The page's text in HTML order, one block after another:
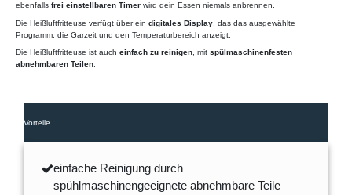
ebenfalls frei einstellbaren Timer wird dein Essen niemals anbrennen.
Die Heißluftfritteuse verfügt über ein digitales Display , das das ausgewählte
Programm, die Garzeit und den Temperaturbereich anzeigt.
Die Heißluftfritteuse ist auch einfach zu reinigen , mit spülmaschinenfesten
abnehmbaren Teilen
Vorteile
einfache Reinigung durch
spühlmaschinengeeignete abnehmbare Teile